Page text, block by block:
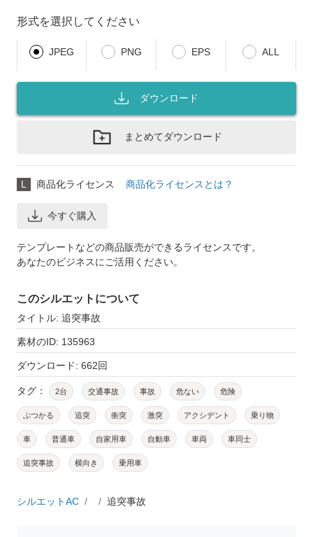
形式を選択してください
JPEG PNG EPS ALL
ダウンロード
まとめてダウンロード
L 商品化ライセンス 商品化ライセンスとは？
今すぐ購入
テンプレートなどの商品販売ができるライセンスです。
あなたのビジネスにご活用ください。
このシルエットについて
タイトル: 追突事故
素材のID: 135963
ダウンロード: 662回
タグ： 2台 交通事故 事故 危ない 危険
ぶつかる 追突 衝突 激突 アクシデント 乗り物
車 普通車 自家用車 自動車 車両 車同士
追突事故 横向き 乗用車
シルエットAC 追突事故